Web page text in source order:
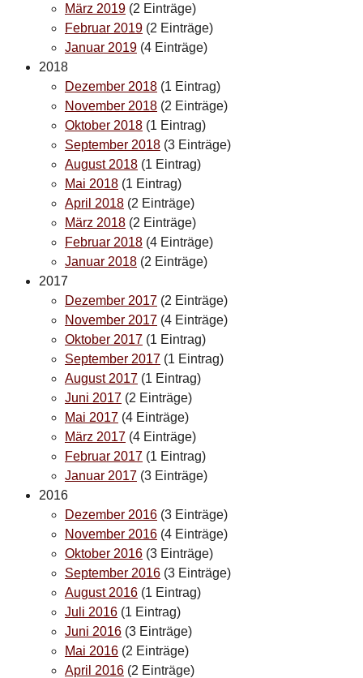
März 2019 (2 Einträge)
Februar 2019 (2 Einträge)
Januar 2019 (4 Einträge)
2018
Dezember 2018 (1 Eintrag)
November 2018 (2 Einträge)
Oktober 2018 (1 Eintrag)
September 2018 (3 Einträge)
August 2018 (1 Eintrag)
Mai 2018 (1 Eintrag)
April 2018 (2 Einträge)
März 2018 (2 Einträge)
Februar 2018 (4 Einträge)
Januar 2018 (2 Einträge)
2017
Dezember 2017 (2 Einträge)
November 2017 (4 Einträge)
Oktober 2017 (1 Eintrag)
September 2017 (1 Eintrag)
August 2017 (1 Eintrag)
Juni 2017 (2 Einträge)
Mai 2017 (4 Einträge)
März 2017 (4 Einträge)
Februar 2017 (1 Eintrag)
Januar 2017 (3 Einträge)
2016
Dezember 2016 (3 Einträge)
November 2016 (4 Einträge)
Oktober 2016 (3 Einträge)
September 2016 (3 Einträge)
August 2016 (1 Eintrag)
Juli 2016 (1 Eintrag)
Juni 2016 (3 Einträge)
Mai 2016 (2 Einträge)
April 2016 (2 Einträge)